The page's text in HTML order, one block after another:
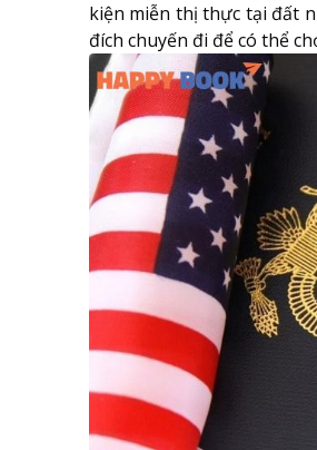
kiện miễn thị thực tại đất
đích chuyến đi để có thể